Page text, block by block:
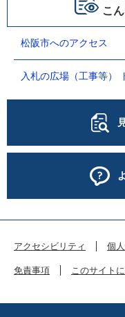
こ
松阪市へのアクセス
入札の広場（工事等）
アクセシビリティ 個
免責事項 このサイト